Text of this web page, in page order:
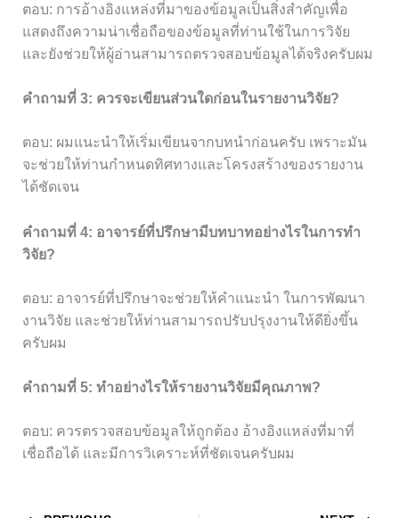
ตอบ: การอ้างอิงแหล่งที่มาของข้อมูลเป็นสิ่งสำคัญเพื่อ
แสดงถึงความน่าเชื่อถือของข้อมูลที่ท่านใช้ในการวิจัย
และยังช่วยให้ผู้อ่านสามารถตรวจสอบข้อมูลได้จริงครับผม
คำถามที่ 3: ควรจะเขียนส่วนใดก่อนในรายงานวิจัย?
ตอบ: ผมแนะนำให้เริ่มเขียนจากบทนำก่อนครับ เพราะมัน
จะช่วยให้ท่านกำหนดทิศทางและโครงสร้างของรายงาน
ได้ชัดเจน
คำถามที่ 4: อาจารย์ที่ปรึกษามีบทบาทอย่างไรในการทำ
วิจัย?
ตอบ: อาจารย์ที่ปรึกษาจะช่วยให้คำแนะนำ ในการพัฒนา
งานวิจัย และช่วยให้ท่านสามารถปรับปรุงงานให้ดียิ่งขึ้น
ครับผม
คำถามที่ 5: ทำอย่างไรให้รายงานวิจัยมีคุณภาพ?
ตอบ: ควรตรวจสอบข้อมูลให้ถูกต้อง อ้างอิงแหล่งที่มาที่
เชื่อถือได้ และมีการวิเคราะห์ที่ชัดเจนครับผม